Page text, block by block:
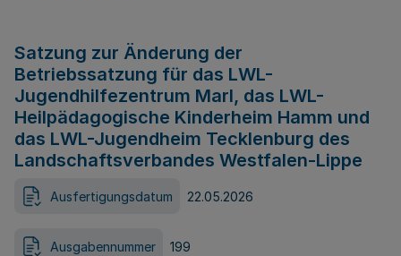
Satzung zur Änderung der
Betriebssatzung für das LWL-
Jugendhilfezentrum Marl, das LWL-
Heilpädagogische Kinderheim Hamm und
das LWL-Jugendheim Tecklenburg des
Landschaftsverbandes Westfalen-Lippe
Ausfertigungsdatum 22.05.2026
Ausgabennummer 199